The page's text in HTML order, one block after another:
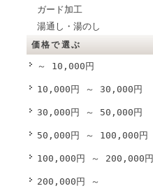
ガード加工
湯通し・湯のし
価格で選ぶ
～ 10,000円
10,000円 ～ 30,000円
30,000円 ～ 50,000円
50,000円 ～ 100,000円
100,000円 ～ 200,000円
200,000円 ～